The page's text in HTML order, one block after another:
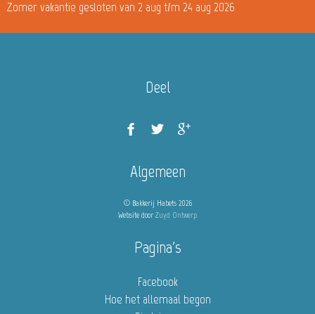
Zomer vakantie gesloten van 2 aug t/m 24 aug 2026
Deel
Algemeen
© Bakkerij Habets 2026
Website door Zuyd Ontwerp
Pagina's
Facebook
Hoe het allemaal begon